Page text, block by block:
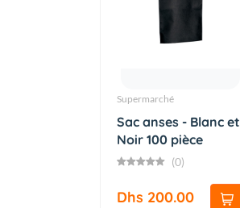
Supermarché
Sac anses - Blanc et
Noir 100 pièce
(0)
Dhs 200.00